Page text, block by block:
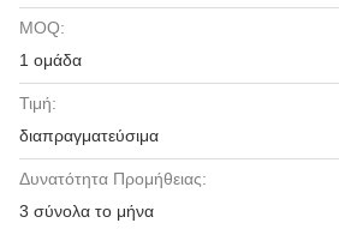
MOQ:
1 ομάδα
Τιμή:
διαπραγματεύσιμα
Δυνατότητα Προμήθειας:
3 σύνολα το μήνα